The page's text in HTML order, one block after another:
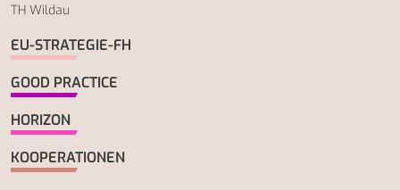
TH Wildau
EU-STRATEGIE-FH
GOOD PRACTICE
HORIZON
KOOPERATIONEN